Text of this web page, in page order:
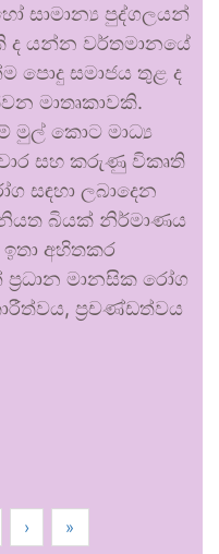
සාමාන්‍ය පුද්ගලයන්
ද යන්න වර්තමානයේ
පොදු සමාජය තුළ ද
මාතෘකාවකි.
මුල් කොට මාධ්‍ය
සහ කරුණු විකෘති
සඳහා ලබාදෙන
බියක් නිර්මාණය
අහිතකර
මානසික රෝග
ප්‍රචණ්ඩත්වය
› »